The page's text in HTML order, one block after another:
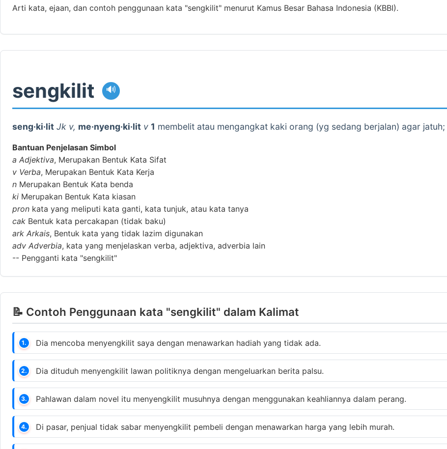
Arti kata, ejaan, dan contoh penggunaan kata "sengkilit" menurut Kamus Besar Bahasa Indonesia (KBBI).
sengkilit 🔊
seng·ki·lit Jk v, me·nyeng·ki·lit v 1 membelit atau mengangkat kaki orang (yg sedang berjalan) agar jatuh;
Bantuan Penjelasan Simbol
a Adjektiva, Merupakan Bentuk Kata Sifat
v Verba, Merupakan Bentuk Kata Kerja
n Merupakan Bentuk Kata benda
ki Merupakan Bentuk Kata kiasan
pron kata yang meliputi kata ganti, kata tunjuk, atau kata tanya
cak Bentuk kata percakapan (tidak baku)
ark Arkais, Bentuk kata yang tidak lazim digunakan
adv Adverbia, kata yang menjelaskan verba, adjektiva, adverbia lain
-- Pengganti kata "sengkilit"
📝 Contoh Penggunaan kata "sengkilit" dalam Kalimat
1. Dia mencoba menyengkilit saya dengan menawarkan hadiah yang tidak ada.
2. Dia dituduh menyengkilit lawan politiknya dengan mengeluarkan berita palsu.
3. Pahlawan dalam novel itu menyengkilit musuhnya dengan menggunakan keahliannya dalam perang.
4. Di pasar, penjual tidak sabar menyengkilit pembeli dengan menawarkan harga yang lebih murah.